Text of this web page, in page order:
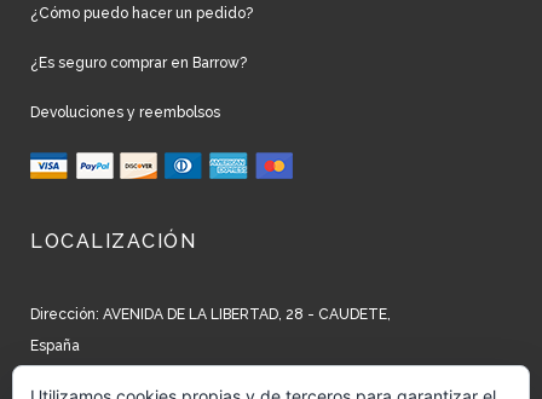
¿Cómo puedo hacer un pedido?
¿Es seguro comprar en Barrow?
Devoluciones y reembolsos
LOCALIZACIÓN
Dirección: AVENIDA DE LA LIBERTAD, 28 - CAUDETE,
España
Teléfono: +34 965 827 250